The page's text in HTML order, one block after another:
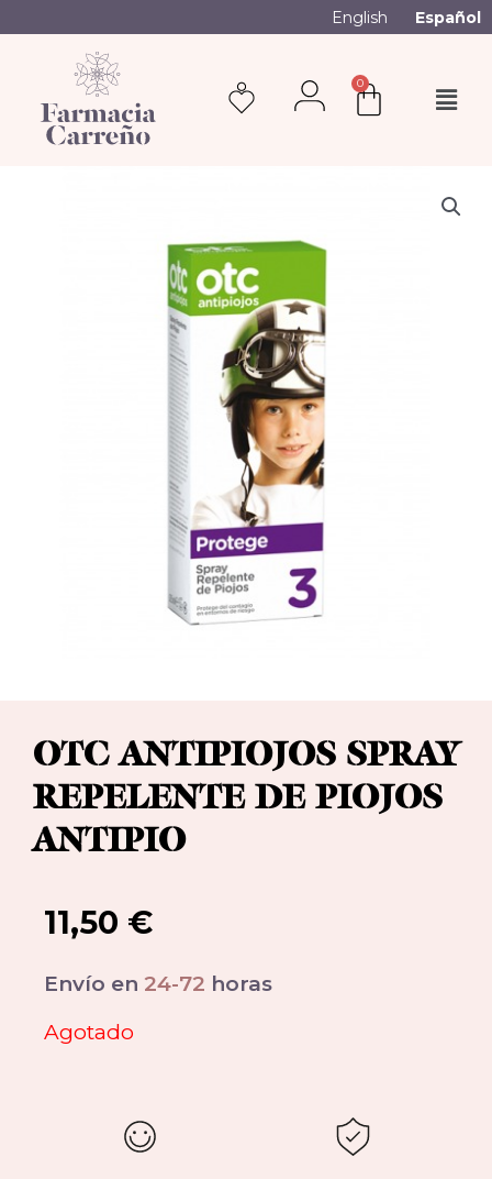
English Español
0
OTC ANTIPIOJOS SPRAY
REPELENTE DE PIOJOS
ANTIPIO
11,50 €
Envío en 24-72 horas
Agotado